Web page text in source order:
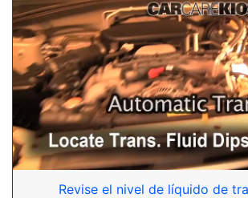
Revise el nivel de líquido de